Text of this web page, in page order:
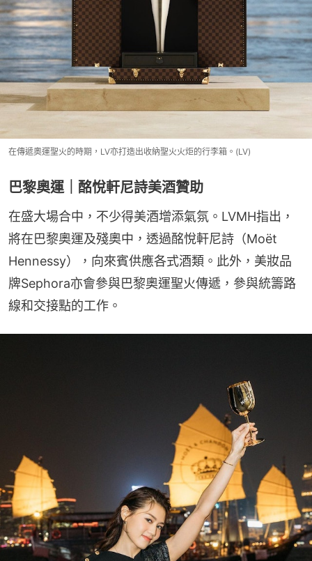
在傳遞奧運聖火的時期，LV亦打造出收納聖火火炬的行李箱。(LV)
巴黎奧運｜酩悅軒尼詩美酒贊助
在盛大場合中，不少得美酒增添氣氛。LVMH指出，
將在巴黎奧運及殘奧中，透過酩悅軒尼詩（Moët
Hennessy），向來賓供應各式酒類。此外，美妝品
牌Sephora亦會參與巴黎奧運聖火傳遞，參與統籌路
線和交接點的工作。